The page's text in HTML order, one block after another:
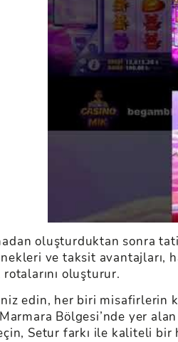
oluşturduktan sonra
ve taksit avantajları,
oluşturur.
edin, her biri misafirlerin
Bölgesi’nde yer
Setur farkı ile kaliteli bir